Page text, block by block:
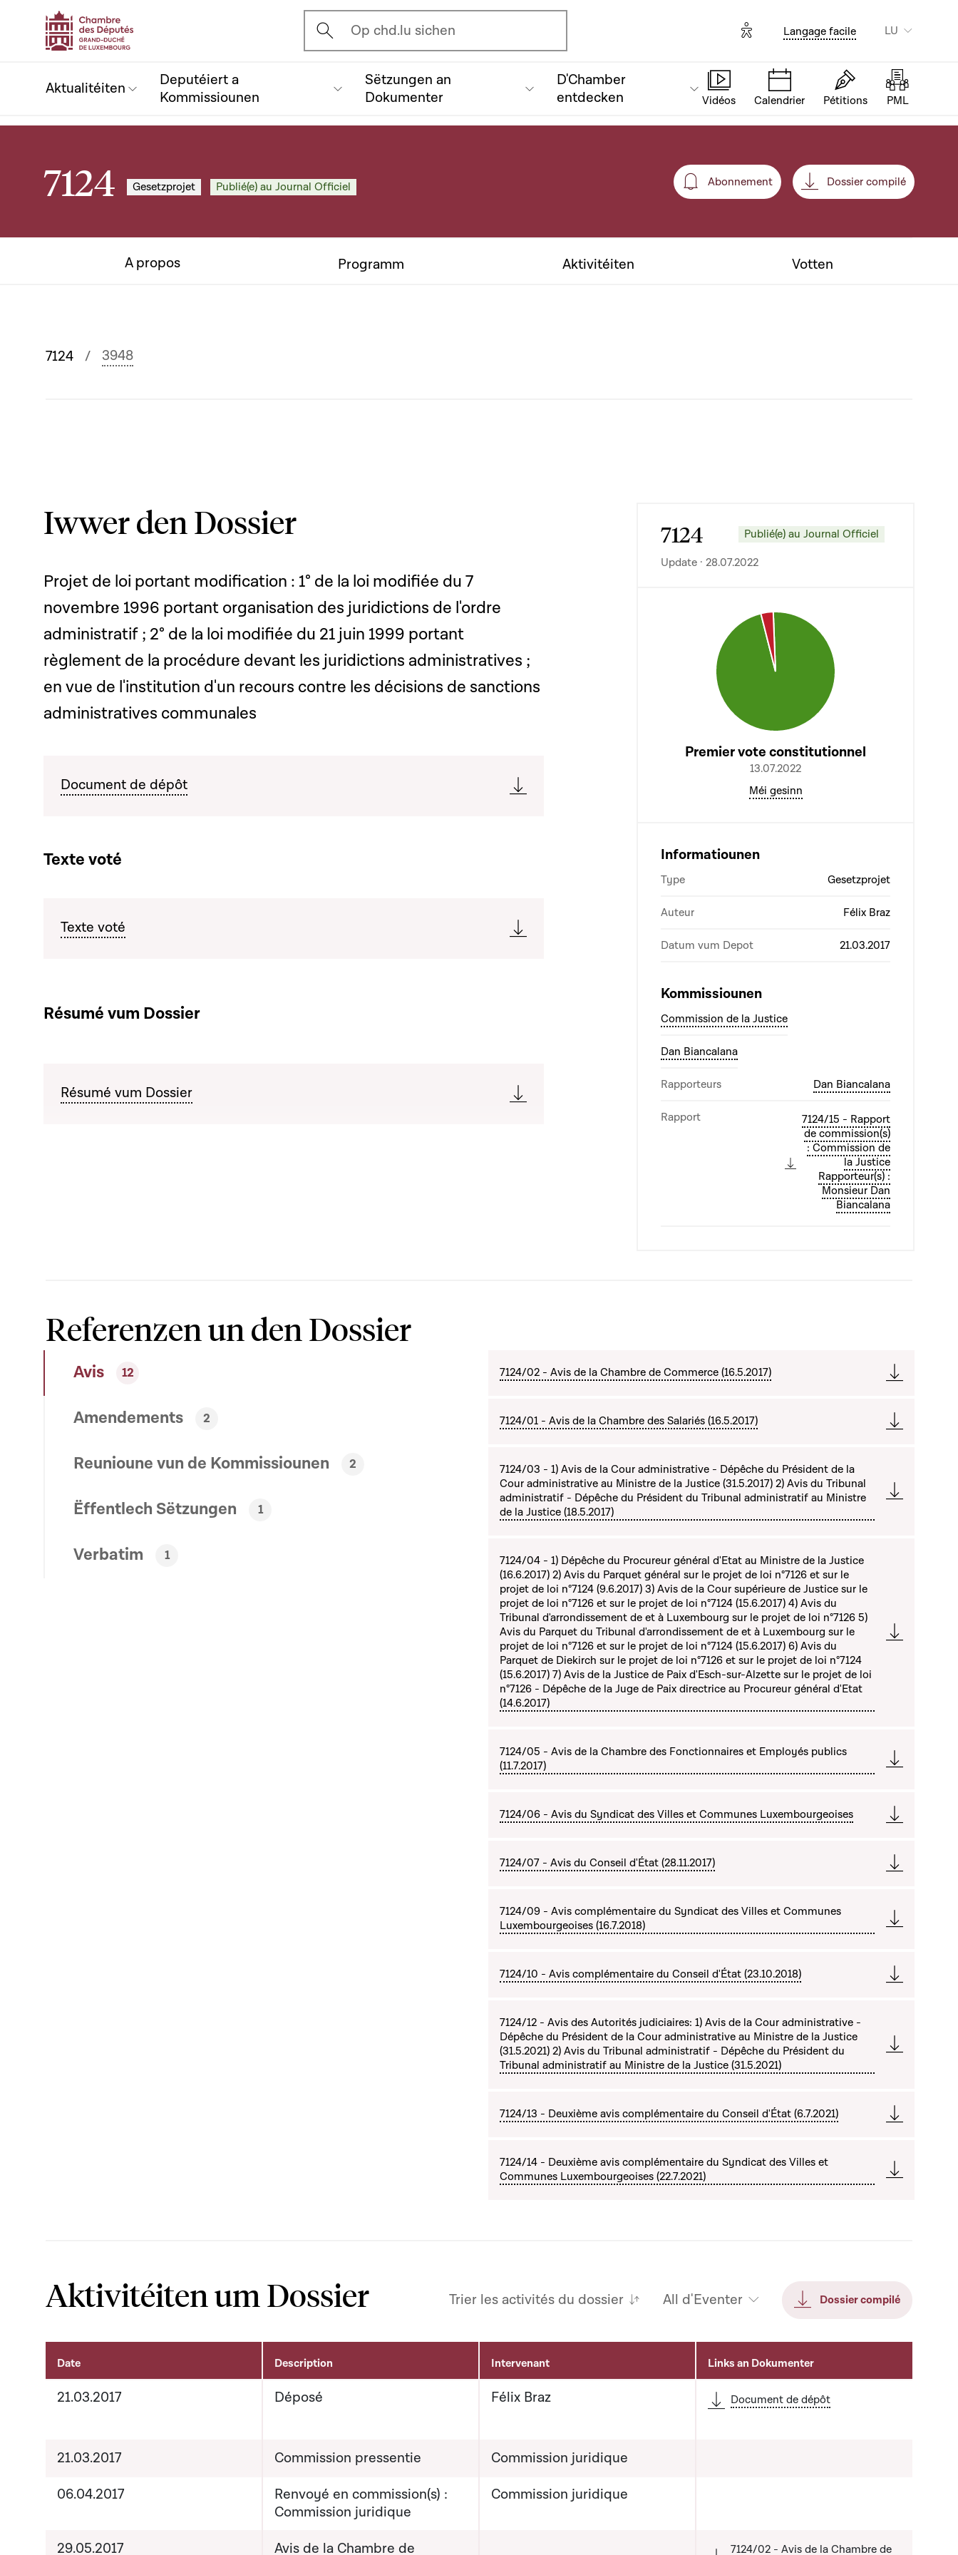
Ouvrir l'écran de recherche
Op chd.lu sichen Options d'accessibilité
Langage facile LU
Aktualitéiten
Deputéiert a
Kommissiounen
Sëtzungen an
Dokumenter
D'Chamber
entdecken
Vidéos Calendrier Pétitions PML
7124 Gesetzprojet Publié(e) au Journal Officiel Abonnement
Abonnement Dossier compilé
A propos Programm Aktivitéiten Votten
7124 3948
Iwwer den Dossier
Projet de loi portant modification : 1° de la loi modifiée du 7
novembre 1996 portant organisation des juridictions de l'ordre
administratif ; 2° de la loi modifiée du 21 juin 1999 portant
règlement de la procédure devant les juridictions administratives ;
en vue de l'institution d'un recours contre les décisions de sanctions
administratives communales
Document de dépôt
Texte voté
Texte voté
Résumé vum Dossier
Résumé vum Dossier
7124 Publié(e) au Journal Officiel
Update · 28.07.2022
Premier vote constitutionnel
13.07.2022
Méi gesinn
Informatiounen
Type Gesetzprojet
Auteur Félix Braz
Datum vum Depot 21.03.2017
Kommissiounen
Commission de la Justice
Dan Biancalana
Rapporteurs Dan Biancalana
Rapport
7124/15 - Rapport
de commission(s)
: Commission de
la Justice
Rapporteur(s) :
Monsieur Dan
Biancalana
Referenzen un den Dossier
Avis 12
Amendements 2
Reunioune vun de Kommissiounen 2
Ëffentlech Sëtzungen 1
Verbatim 1
7124/02 - Avis de la Chambre de Commerce (16.5.2017)
7124/01 - Avis de la Chambre des Salariés (16.5.2017)
7124/03 - 1) Avis de la Cour administrative - Dépêche du Président de la
Cour administrative au Ministre de la Justice (31.5.2017) 2) Avis du Tribunal
administratif - Dépêche du Président du Tribunal administratif au Ministre
de la Justice (18.5.2017)
7124/04 - 1) Dépêche du Procureur général d'Etat au Ministre de la Justice
(16.6.2017) 2) Avis du Parquet général sur le projet de loi n°7126 et sur le
projet de loi n°7124 (9.6.2017) 3) Avis de la Cour supérieure de Justice sur le
projet de loi n°7126 et sur le projet de loi n°7124 (15.6.2017) 4) Avis du
Tribunal d'arrondissement de et à Luxembourg sur le projet de loi n°7126 5)
Avis du Parquet du Tribunal d'arrondissement de et à Luxembourg sur le
projet de loi n°7126 et sur le projet de loi n°7124 (15.6.2017) 6) Avis du
Parquet de Diekirch sur le projet de loi n°7126 et sur le projet de loi n°7124
(15.6.2017) 7) Avis de la Justice de Paix d'Esch-sur-Alzette sur le projet de loi
n°7126 - Dépêche de la Juge de Paix directrice au Procureur général d'Etat
(14.6.2017)
7124/05 - Avis de la Chambre des Fonctionnaires et Employés publics
(11.7.2017)
7124/06 - Avis du Syndicat des Villes et Communes Luxembourgeoises
7124/07 - Avis du Conseil d'État (28.11.2017)
7124/09 - Avis complémentaire du Syndicat des Villes et Communes
Luxembourgeoises (16.7.2018)
7124/10 - Avis complémentaire du Conseil d'État (23.10.2018)
7124/12 - Avis des Autorités judiciaires: 1) Avis de la Cour administrative -
Dépêche du Président de la Cour administrative au Ministre de la Justice
(31.5.2021) 2) Avis du Tribunal administratif - Dépêche du Président du
Tribunal administratif au Ministre de la Justice (31.5.2021)
7124/13 - Deuxième avis complémentaire du Conseil d'État (6.7.2021)
7124/14 - Deuxième avis complémentaire du Syndicat des Villes et
Communes Luxembourgeoises (22.7.2021)
Aktivitéiten um Dossier Trier les activités du dossier All d'Eventer Dossier compilé
Aktivitéiten um Dossier
Date Description Intervenant Links an Dokumenter
21.03.2017 Déposé Félix Braz Document de dépôt
21.03.2017 Commission pressentie
Commission juridique
06.04.2017
Renvoyé en commission(s) :
Commission juridique
Commission juridique
29.05.2017 Avis de la Chambre de 7124/02 - Avis de la Chambre de